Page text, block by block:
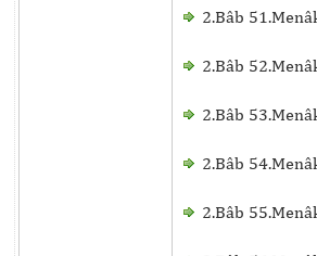
2.Bâb
2.Bâb
2.Bâb
2.Bâb
2.Bâb